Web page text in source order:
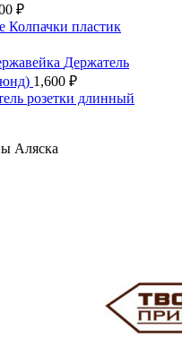
₽
Колпачки пластик
Держатель
1,600 ₽
розетки длинный
Аляска